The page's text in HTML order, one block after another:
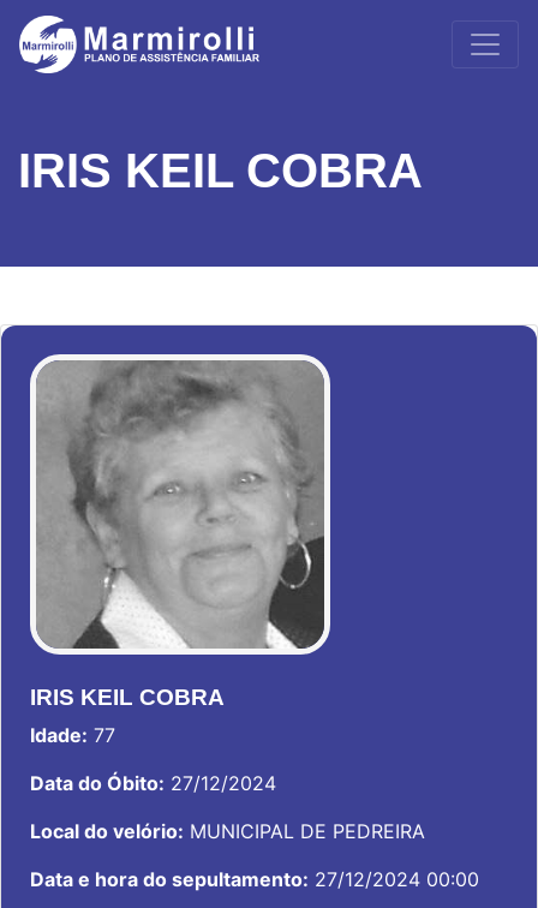
IRIS KEIL COBRA
IRIS KEIL COBRA
Idade: 77
Data do Óbito: 27/12/2024
Local do velório: MUNICIPAL DE PEDREIRA
Data e hora do sepultamento: 27/12/2024 00:00